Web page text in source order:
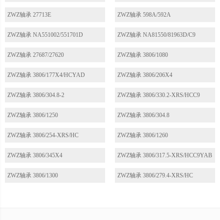
ZWZ轴承 27713E ZWZ轴承 598A/592A
ZWZ轴承 NA551002/551701D ZWZ轴承 NA81550/81963D/C9
ZWZ轴承 27687/27620 ZWZ轴承 3806/1080
ZWZ轴承 3806/177X4/HCYAD ZWZ轴承 3806/206X4
ZWZ轴承 3806/304.8-2 ZWZ轴承 3806/330.2-XRS/HCC9
ZWZ轴承 3806/1250 ZWZ轴承 3806/304.8
ZWZ轴承 3806/254-XRS/HC ZWZ轴承 3806/1260
ZWZ轴承 3806/345X4 ZWZ轴承 3806/317.5-XRS/HCC9YAB
ZWZ轴承 3806/1300 ZWZ轴承 3806/279.4-XRS/HC